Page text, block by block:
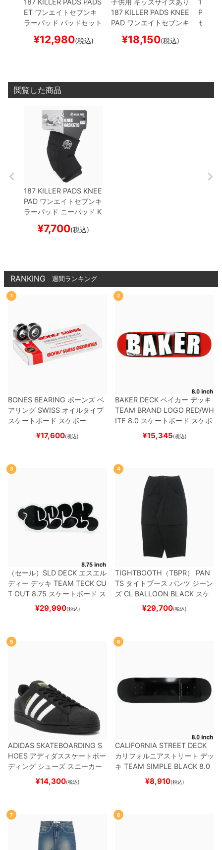
187 KILLER PADS PADS
ET ワンエイトセブンキ
ラーパッド パッドセット
クター セーフティーギア
¥12,980(税込)
子供用 キッズサイズあり
187 KILLER PADS KNEE
PAD ワンエイトセブンキ
（ひざ）PRO KNEE PA
¥18,150(税込)
187
PAD
セブン
閲覧した商品
187 KILLER PADS KNEE
PAD ワンエイトセブンキ
ラーパッド ニーパッド K
ター セーフティーギア
¥7,700(税込)
RANKING 週間ランキング
1
BONES BEARING ボーンズ ベ
アリング SWISS オイルタイプ
スケートボード スケボー
¥17,600(税込)
2
BAKER DECK ベイカー デッキ
TEAM BRAND LOGO RED/WH
ITE 8.0 スケートボード スケボ
¥15,345(税込)
3
（セール） SLD DECK エスエル
ディー デッキ TEAM TECK CU
T OUT 8.75 スケートボード ス
¥29,990(税込)
4
TIGHTBOOTH（TBPR） PAN
TS タイトブース パンツ ジーン
ズ CL BALLOON BLACK スケ
ートボード スケボー
¥29,700(税込)
5
ADIDAS SKATEBOARDING S
HOES アディダススケートボー
ディング シューズ スニーカー
スーパースターSUPERSTAR A
BLACK/WHITE/WHITE
ー
¥14,300(税込)
6
CALIFORNIA STREET DECK
カリフォルニアストリート デッ
キ TEAM SIMPLE BLACK 8.0
ブランク（BBS / GENERATO
スケートボード スケボー
¥8,910(税込)
7 8